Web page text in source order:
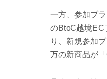
一方、参加ブ
のBtoC越境EC
り、新規参加
万の新商品が